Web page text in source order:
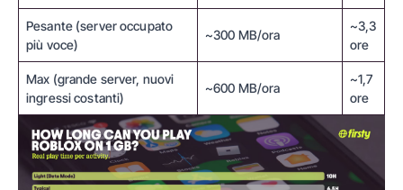
Pesante (server occupato
più voce)
~300 MB/ora
~3,3
ore
Max (grande server, nuovi
ingressi costanti)
~600 MB/ora
~1,7
ore